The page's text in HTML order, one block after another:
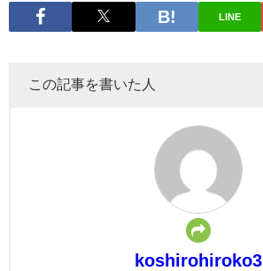
LINE
この記事を書いた人
koshirohiroko3